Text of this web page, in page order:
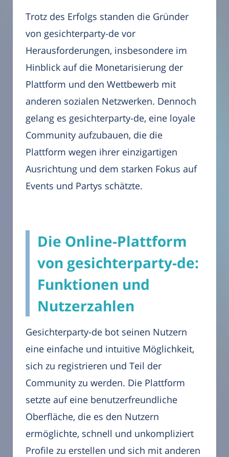
Trotz des Erfolgs standen die Gründer
von gesichterparty-de vor
Herausforderungen, insbesondere im
Hinblick auf die Monetarisierung der
Plattform und den Wettbewerb mit
anderen sozialen Netzwerken. Dennoch
gelang es gesichterparty-de, eine loyale
Community aufzubauen, die die
Plattform wegen ihrer einzigartigen
Ausrichtung und dem starken Fokus auf
Events und Partys schätzte.
Die Online-Plattform
von gesichterparty-de:
Funktionen und
Nutzerzahlen
Gesichterparty-de bot seinen Nutzern
eine einfache und intuitive Möglichkeit,
sich zu registrieren und Teil der
Community zu werden. Die Plattform
setzte auf eine benutzerfreundliche
Oberfläche, die es den Nutzern
ermöglichte, schnell und unkompliziert
Profile zu erstellen und sich mit anderen